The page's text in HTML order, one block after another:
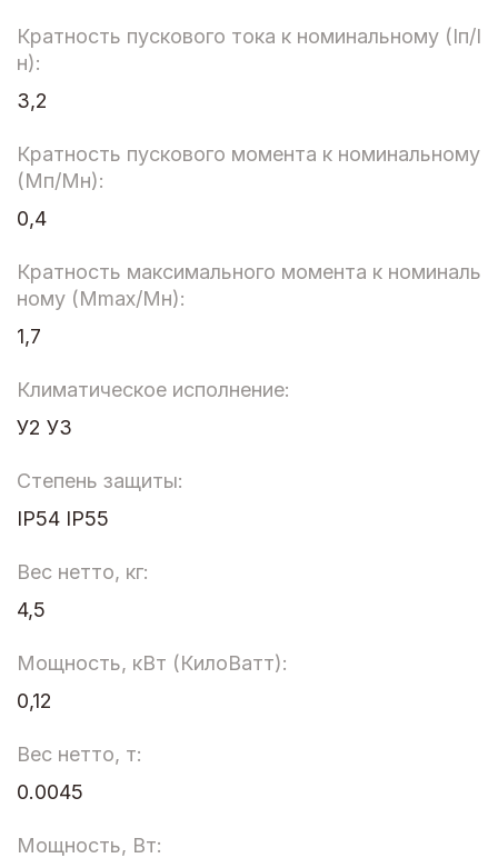
Кратность пускового тока к номинальному (Iп/I
н):
3,2
Кратность пускового момента к номинальному
(Мп/Мн):
0,4
Кратность максимального момента к номиналь
ному (Мmax/Мн):
1,7
Климатическое исполнение:
У2 У3
Степень защиты:
IP54 IP55
Вес нетто, кг:
4,5
Мощность, кВт (КилоВатт):
0,12
Вес нетто, т:
0.0045
Мощность, Вт: